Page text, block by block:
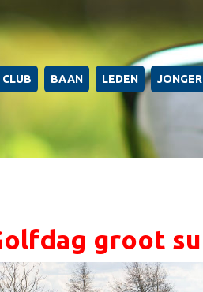
CLUB BAAN LEDEN
groot